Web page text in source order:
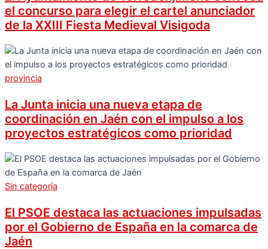
el concurso para elegir el cartel anunciador
de la XXIII Fiesta Medieval Visigoda
provincia
La Junta inicia una nueva etapa de
coordinación en Jaén con el impulso a los
proyectos estratégicos como prioridad
Sin categoría
El PSOE destaca las actuaciones impulsadas
por el Gobierno de España en la comarca de
Jaén